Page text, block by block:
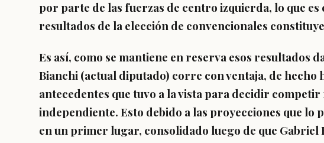
por parte de las fuerzas de centro izquierda, lo que
resultados de la elección de convencionales
Es así, como se mantiene en reserva esos resultados
Bianchi (actual diputado) corre con ventaja, de hecho
antecedentes que tuvo a la vista para decidir
independiente. Esto debido a las proyecciones que lo
en un primer lugar, consolidado luego de que Gabriel